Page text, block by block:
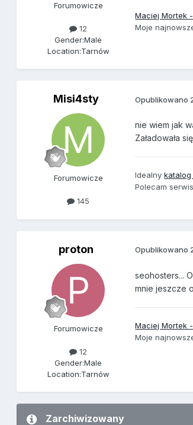
Forumowicze
12
Gender:Male
Location:Tarnów
Maciej Mortek
Moje
Misi4sty
Forumowicze
145
Opublikowano
nie wiem jak
Załadowała
Idealnykatalog
Polecam
proton
Forumowicze
12
Gender:Male
Location:Tarnów
Opublikowano
seohosters...
mnie jeszcze
Maciej Mortek
Moje
Zarchiwizowany